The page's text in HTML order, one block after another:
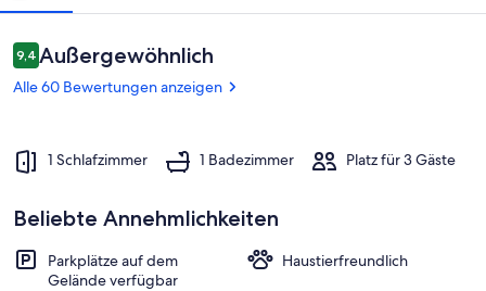
Außenbereich
Bewertungen
9,49,4 von 10.
Außergewöhnlich
Alle 60 Bewertungen anzeigen
1 Schlafzimmer 1 Badezimmer Platz für 3 Gäste
Beliebte Annehmlichkeiten
Parkplätze auf dem
Gelände verfügbar
Haustierfreundlich